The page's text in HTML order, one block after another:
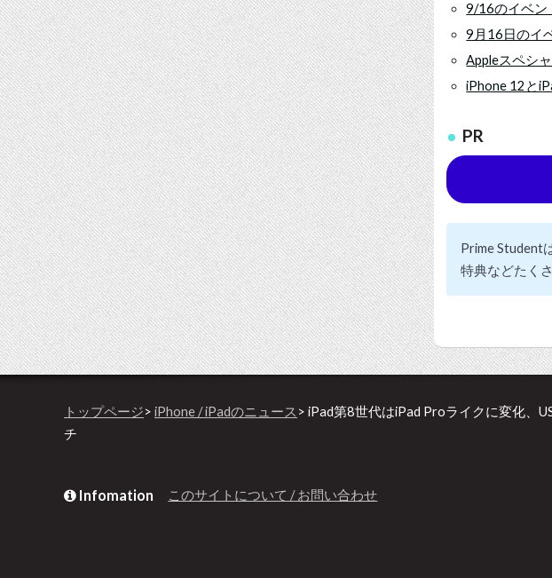
9/16のイベン
9月16日のイ
Appleスペシ
iPhone 12と
PR
Prime Student
特典などたく
トップページ> iPhone / iPadのニュース > iPad第8世代はiPad Proライクに変化、
チ
Infomation このサイトについて / お問い合わせ